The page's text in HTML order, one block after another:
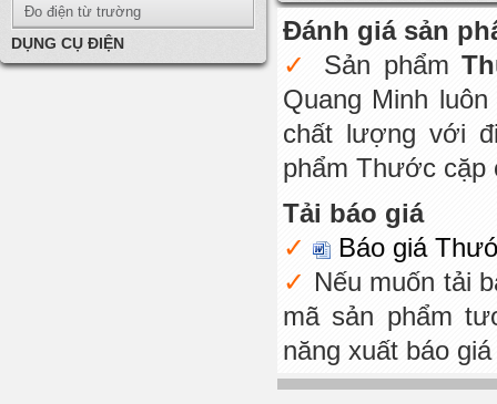
Đo điện từ trường
DỤNG CỤ ĐIỆN
Đánh giá sản
Sản phẩm
Quang Minh
chất lượng với
phẩm Thước
Tải báo giá
Báo giá
Nếu muốn tải
mã sản phẩm
năng xuất báo